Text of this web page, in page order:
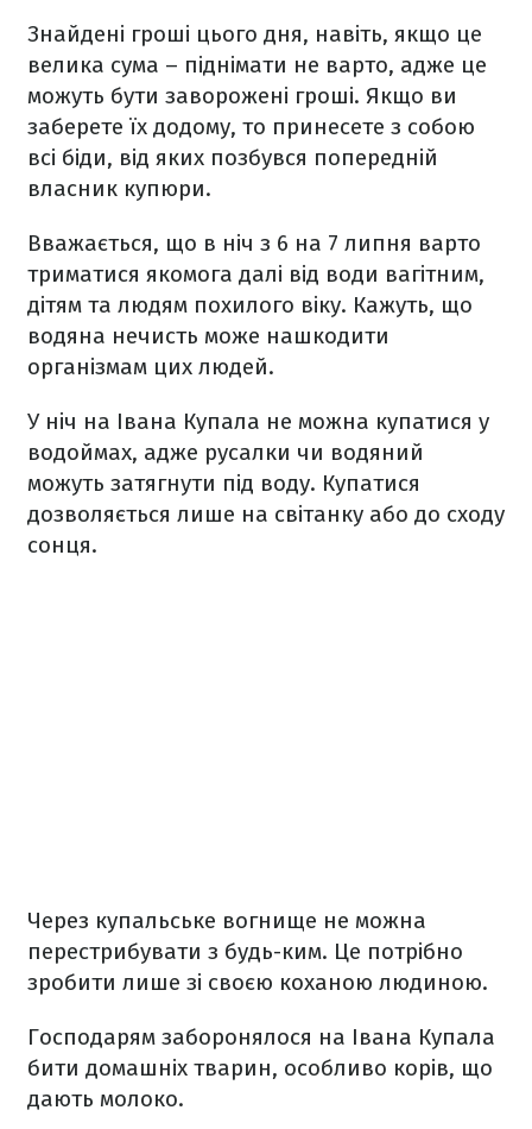
Знайдені гроші цього дня, навіть, якщо це
велика сума – піднімати не варто, адже це
можуть бути заворожені гроші. Якщо ви
заберете їх додому, то принесете з собою
всі біди, від яких позбувся попередній
власник купюри.
Вважається, що в ніч з 6 на 7 липня варто
триматися якомога далі від води вагітним,
дітям та людям похилого віку. Кажуть, що
водяна нечисть може нашкодити
організмам цих людей.
У ніч на Івана Купала не можна купатися у
водоймах, адже русалки чи водяний
можуть затягнути під воду. Купатися
дозволяється лише на світанку або до сходу
сонця.
Через купальське вогнище не можна
перестрибувати з будь-ким. Це потрібно
зробити лише зі своєю коханою людиною.
Господарям заборонялося на Івана Купала
бити домашніх тварин, особливо корів, що
дають молоко.